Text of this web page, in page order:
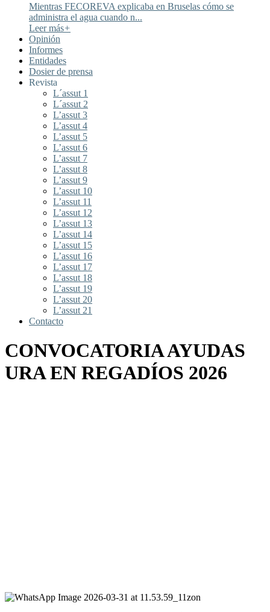
Mientras FECOREVA explicaba en Bruselas cómo se
administra el agua cuando n...
Leer más+
Opinión
Informes
Entidades
Dosier de prensa
Revista
L´assut 1
L´assut 2
L’assut 3
L’assut 4
L’assut 5
L’assut 6
L’assut 7
L’assut 8
L’assut 9
L’assut 10
L’assut 11
L’assut 12
L’assut 13
L’assut 14
L’assut 15
L’assut 16
L’assut 17
L’assut 18
L’assut 19
L’assut 20
L’assut 21
Contacto
CONVOCATORIA AYUDAS
URA EN REGADÍOS 2026